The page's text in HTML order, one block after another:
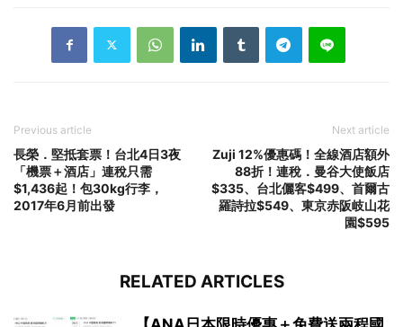
Previous article
長榮．堅抵套票！台北4日3夜
「機票＋酒店」連稅只需
$1,436起！包30kg行李，
2017年6月前出發
Next article
Zuji 12%優惠碼！全線酒店額外
88折！連稅．曼谷大使飯店
$335、台北儷客$499、首爾古
羅詩拉$549、東京赤阪岐山花
園$595
RELATED ARTICLES